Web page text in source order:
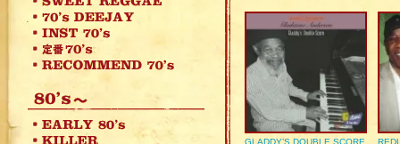
GLADDY’S DOUBLE SCORE